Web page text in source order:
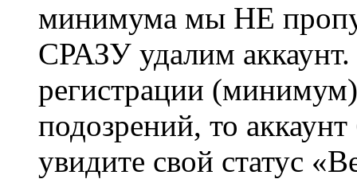
минимума мы НЕ
СРАЗУ удалим
регистрации
подозрений, то
увидите свой статус